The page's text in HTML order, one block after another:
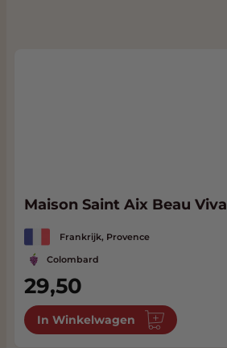
Maison Saint Aix Beau Viva
Frankrijk, Provence
Colombard
29,50
In Winkelwagen